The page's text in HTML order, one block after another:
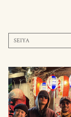
SEIYA